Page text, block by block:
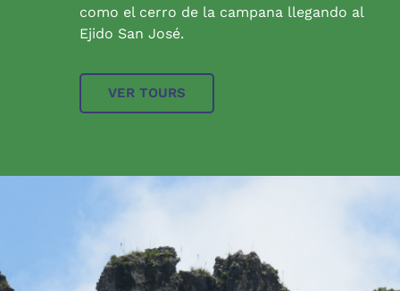
como el cerro de la campana llegando al
Ejido San José.
VER TOURS